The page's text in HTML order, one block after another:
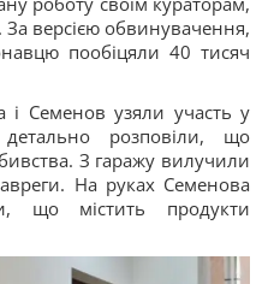
версією обвинувачення,
пообіцяли 40 тисяч
і Семенов узяли участь у
детально розповіли, що
З гаражу вилучили
На руках Семенова
що містить продукти